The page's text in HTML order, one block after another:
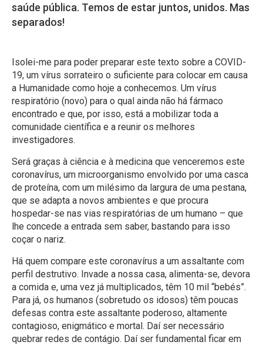
saúde pública. Temos de estar juntos, unidos. Mas
separados!
Isolei-me para poder preparar este texto sobre a COVID-
19, um vírus sorrateiro o suficiente para colocar em causa
a Humanidade como hoje a conhecemos. Um vírus
respiratório (novo) para o qual ainda não há fármaco
encontrado e que, por isso, está a mobilizar toda a
comunidade científica e a reunir os melhores
investigadores.
Será graças à ciência e à medicina que venceremos este
coronavírus, um microorganismo envolvido por uma casca
de proteína, com um milésimo da largura de uma pestana,
que se adapta a novos ambientes e que procura
hospedar-se nas vias respiratórias de um humano – que
lhe concede a entrada sem saber, bastando para isso
coçar o nariz.
Há quem compare este coronavírus a um assaltante com
perfil destrutivo. Invade a nossa casa, alimenta-se, devora
a comida e, uma vez já multiplicados, têm 10 mil “bebés”.
Para já, os humanos (sobretudo os idosos) têm poucas
defesas contra este assaltante poderoso, altamente
contagioso, enigmático e mortal. Daí ser necessário
quebrar redes de contágio. Daí ser fundamental ficar em